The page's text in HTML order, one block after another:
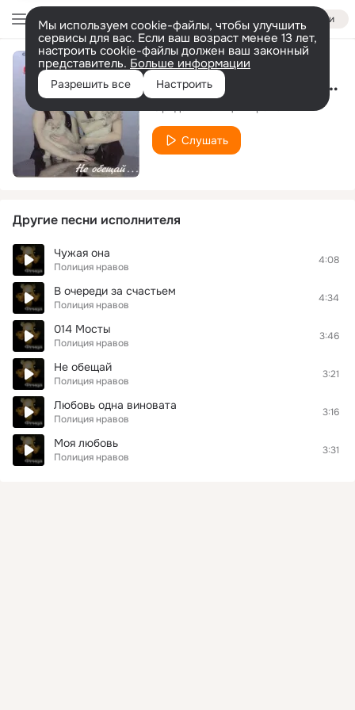
Войти
Мы используем cookie-файлы, чтобы улучшить
сервисы для вас. Если ваш возраст менее 13 лет,
настроить cookie-файлы должен ваш законный
представитель. Больше информации
Разрешить все Настроить В очереди за счастьем
Слушать
Другие песни исполнителя
Чужая она
Полиция нравов
4:08
В очереди за счастьем
Полиция нравов
4:34
014 Мосты
Полиция нравов
3:46
Не обещай
Полиция нравов
3:21
Любовь одна виновата
Полиция нравов
3:16
Моя любовь
Полиция нравов
3:31